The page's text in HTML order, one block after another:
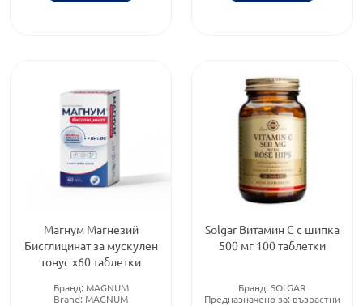
Магнум Магнезий
Бисглицинат за мускулен
тонус x60 таблетки
Бранд: MAGNUM
Brand: MAGNUM
Solgar Витамин С с шипка
500 мг 100 таблетки
Бранд: SOLGAR
Предназначено за: възрастни